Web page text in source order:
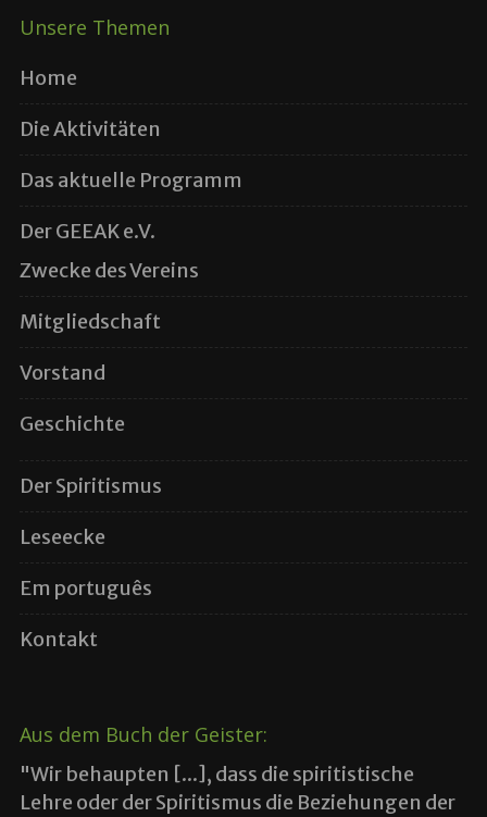
Unsere Themen
Home
Die Aktivitäten
Das aktuelle Programm
Der GEEAK e.V.
Zwecke des Vereins
Mitgliedschaft
Vorstand
Geschichte
Der Spiritismus
Leseecke
Em português
Kontakt
Aus dem Buch der Geister:
"Wir behaupten [...], dass die spiritistische
Lehre oder der Spiritismus die Beziehungen der